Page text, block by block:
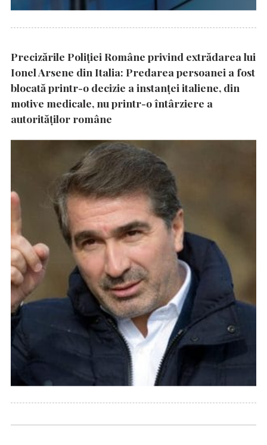
Precizările Poliţiei Române privind extrădarea lui
Ionel Arsene din Italia: Predarea persoanei a fost
blocată printr-o decizie a instanţei italiene, din
motive medicale, nu printr-o întârziere a
autorităţilor române